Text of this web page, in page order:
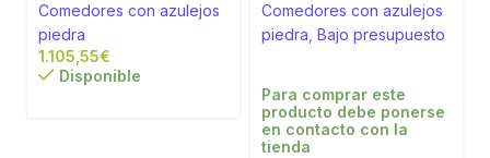
Comedores con azulejos
piedra
€
Disponible
Comedores con azulejos
piedra Bajo presupuesto
Para comprar este
producto debe ponerse
en contacto con la
tienda